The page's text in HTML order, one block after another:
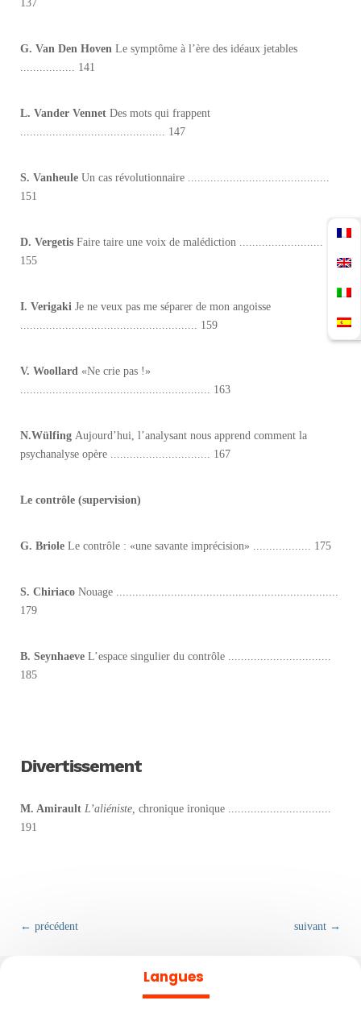
137
G. Van Den Hoven Le symptôme à l’ère des idéaux jetables
................. 141
L. Vander Vennet Des mots qui frappent
............................................. 147
S. Vanheule Un cas révolutionnaire ............................................
151
D. Vergetis Faire taire une voix de malédiction ..........................
155
I. Verigaki Je ne veux pas me séparer de mon angoisse
....................................................... 159
V. Woollard «Ne crie pas !»
........................................................... 163
N.Wülfing Aujourd’hui, l’analysant nous apprend comment la
psychanalyse opère ............................... 167
Le contrôle (supervision)
G. Briole Le contrôle : «une savante imprécision» .................. 175
S. Chiriaco Nouage .....................................................................
179
B. Seynhaeve L’espace singulier du contrôle ................................
185
Divertissement
M. Amirault L’aliéniste, chronique ironique ................................
191
← précédent suivant →
Langues